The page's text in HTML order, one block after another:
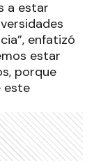
a estar
enfatizó
estar
porque
este